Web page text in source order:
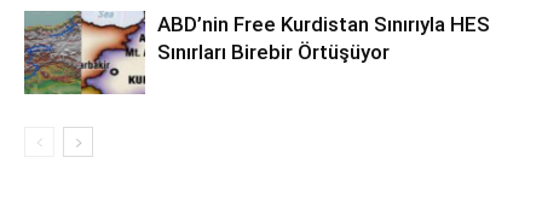
ABD’nin Free Kurdistan Sınırıyla HES
Sınırları Birebir Örtüşüyor